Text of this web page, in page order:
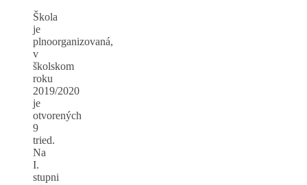
Škola
je
plnoorganizovaná,
v
školskom
roku
2019/2020
je
otvorených
9
tried.
Na
I.
stupni